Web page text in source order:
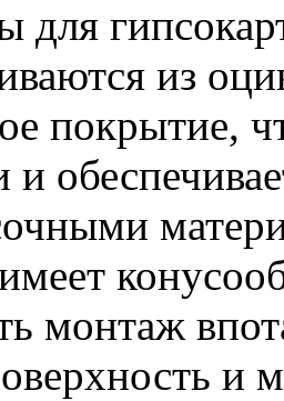
для
из
покрытие,
и
монтаж
и